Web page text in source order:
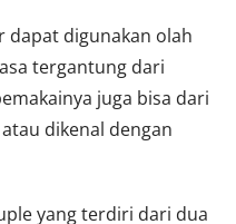
dapat digunakan olah
tergantung dari
juga bisa dari
dikenal dengan
yang terdiri dari dua